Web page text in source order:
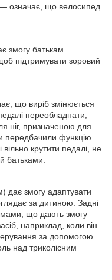
означає, що велосипед
змогу батькам
підтримувати зоровий
що виріб змінюється
переобладнати,
ніг, призначеною для
передбачили функцію
крутити педалі, не
батьками.
дає змогу адаптувати
за дитиною. Задні
що дають змогу
наприклад, коли він
за допомогою
над триколісним